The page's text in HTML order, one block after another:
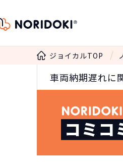
ジョイカルTOP
車両納期遅れに